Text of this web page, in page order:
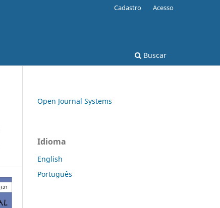
Buscar
Cadastro Acesso
Open Journal Systems
Idioma
English
Português